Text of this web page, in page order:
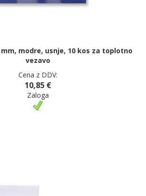
mm, modre, usnje, 10 kos za toplotno
vezavo
Cena z DDV:
10,85 €
Zaloga